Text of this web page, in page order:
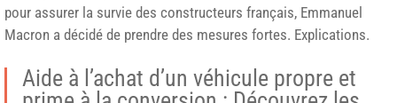
pour assurer la survie des constructeurs français, Emmanuel
Macron a décidé de prendre des mesures fortes. Explications.
Aide à l’achat d’un véhicule propre et